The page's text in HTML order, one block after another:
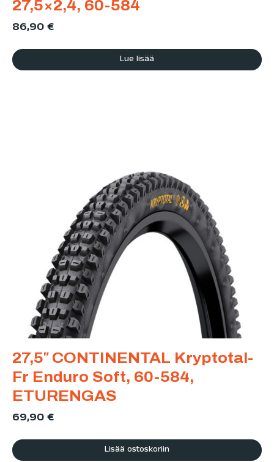
27,5×2,4, 60-584
86,90€
Lue lisää
27,5″ CONTINENTAL Kryptotal-
Fr Enduro Soft, 60-584,
ETURENGAS
69,90€
Lisää ostoskoriin